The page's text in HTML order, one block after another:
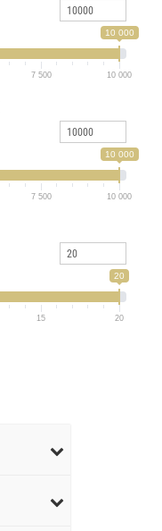
10 000
7 500 10 000
10 000
7 500 10 000
20
15 20